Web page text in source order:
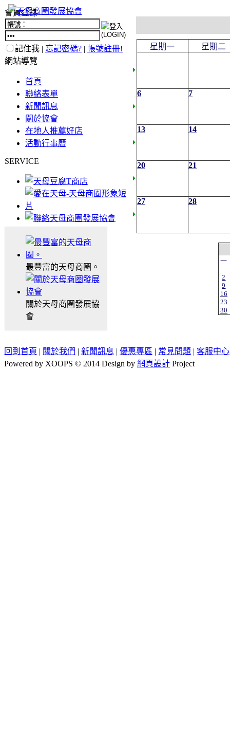
會員登錄
記住我 | 忘記密碼? | 帳號註冊!
網站導覽
首頁
聯絡表單
新聞訊息
關於協會
在地人推薦好店
活動行事曆
SERVICE
最豐富的天母商圈。
關於天母商圈發展協
會
星期一 星期二
6 7
13 14
20 21
27 28
一
2
9
16
23
30
回到首頁 | 關於我們 | 新聞訊息 | 優惠專區 | 常見問題 | 客服中心
Powered by XOOPS © 2014 Design by 網頁設計 Project